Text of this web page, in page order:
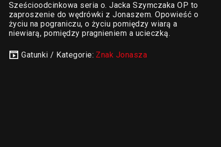
Sześcioodcinkowa seria o. Jacka Szymczaka OP to
zaproszenie do wędrówki z Jonaszem. Opowieść o
życiu na pograniczu, o życiu pomiędzy wiarą a
niewiarą, pomiędzy pragnieniem a ucieczką.
Gatunki / Kategorie: Znak Jonasza